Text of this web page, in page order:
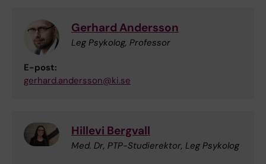
Gerhard Andersson
Leg Psykolog, Professor
E-post:
gerhard.andersson@ki.se
Hillevi Bergvall
Med. Dr, PTP-Studierektor, Leg Psykolog